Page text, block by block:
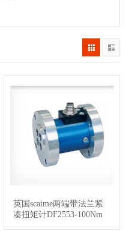
查看详情
英国scaime两端带法兰紧
凑扭矩计DF2553-100Nm